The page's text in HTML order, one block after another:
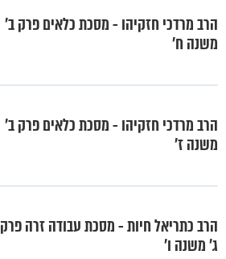
הרב מרדכי חזקיהו - מסכת כלאים פרק ב'
משנה ח'
הרב מרדכי חזקיהו - מסכת כלאים פרק ב’
משנה ז’
הרב כתריאל חיות - מסכת עבודה זרה פרק
ג' משנה ו'